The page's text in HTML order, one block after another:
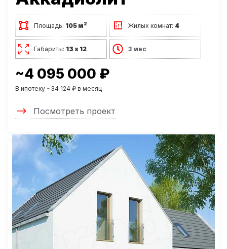
Площадь: 105 м2 Жилых комнат: 4
Габариты: 13 х 12 3 мес
~4 095 000 ₽
В ипотеку ~34 124 ₽ в месяц
Посмотреть проект